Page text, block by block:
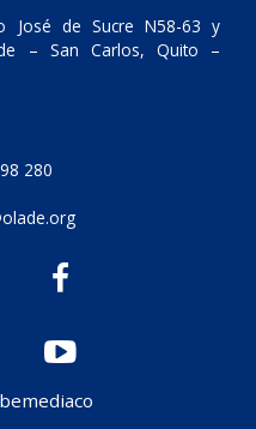
José de Sucre N58-63 y
– San Carlos, Quito –
280